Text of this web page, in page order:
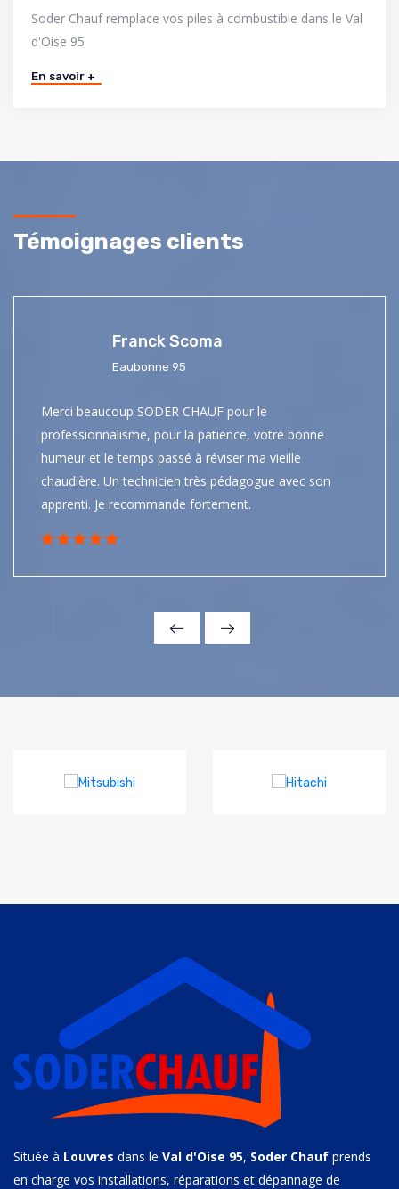
Soder Chauf remplace vos piles à combustible dans le Val
d'Oise 95
En savoir +
Témoignages clients
Franck Scoma
Eaubonne 95
Merci beaucoup SODER CHAUF pour le
professionnalisme, pour la patience, votre bonne
humeur et le temps passé à réviser ma vieille
chaudière. Un technicien très pédagogue avec son
apprenti. Je recommande fortement.
Située à Louvres dans le Val d'Oise 95, Soder Chauf prends
en charge vos installations, réparations et dépannage de